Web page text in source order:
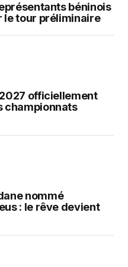
béninois
le tour préliminaire
officiellement
championnats
nommé
: le rêve devient